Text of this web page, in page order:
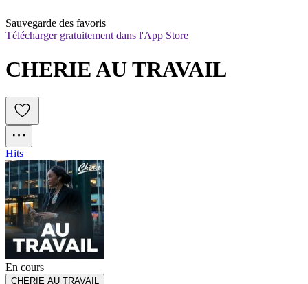
Sauvegarde des favoris
Télécharger gratuitement dans l'App Store
CHERIE AU TRAVAIL
Hits
En cours
CHERIE AU TRAVAIL